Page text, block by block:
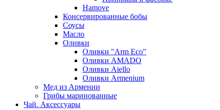
Hamove
Консервированные бобы
Соусы
Масло
Оливки
Оливки "Arm Eco"
Оливки AMADO
Оливки Aiello
Оливки Armenium
Мед из Армении
Грибы маринованные
Чай. Аксессуары